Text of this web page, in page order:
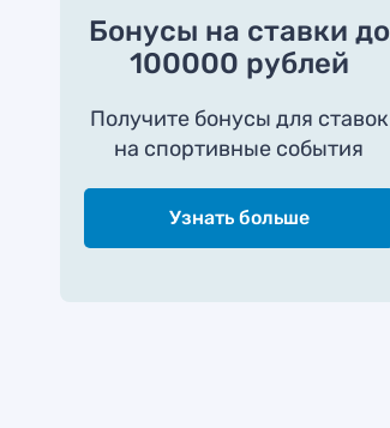
Бонусы на ставки до
100000 рублей
Получите бонусы для ставок
на спортивные события
Узнать больше